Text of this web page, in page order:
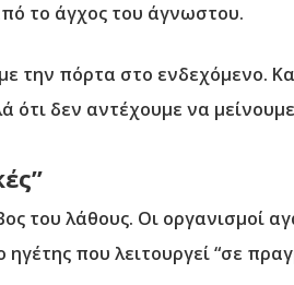
το άγχος του άγνωστου.
την πόρτα στο ενδεχόμενο.
ότι δεν αντέχουμε να
του λάθους. Οι οργανισμοί
που λειτουργεί “σε